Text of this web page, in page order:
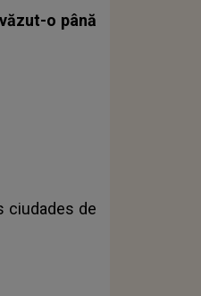
o până
ciudades de